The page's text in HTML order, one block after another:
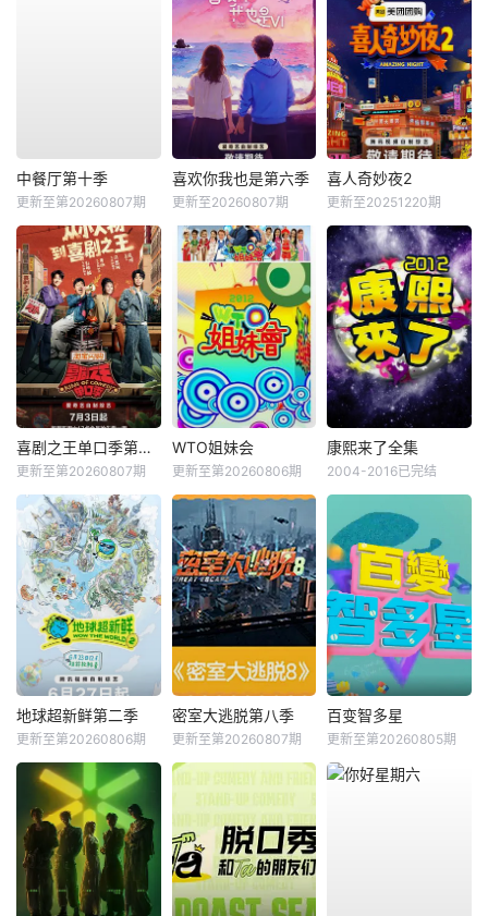
中餐厅第十季
更新至第20260807期
喜欢你我也是第六季
更新至20260807期
喜人奇妙夜2
更新至20251220期
喜剧之王单口季第三季
更新至第20260807期
WTO姐妹会
更新至第20260806期
康熙来了全集
2004-2016已完结
地球超新鲜第二季
更新至第20260806期
密室大逃脱第八季
更新至第20260807期
百变智多星
更新至第20260805期